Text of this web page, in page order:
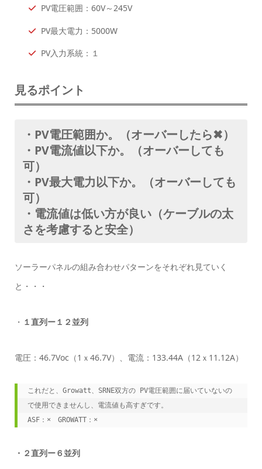
PV電圧範囲：60V～245V
PV最大電力：5000W
PV入力系統：１
見るポイント
・PV電圧範囲か。（オーバーしたら✖）
・PV電流値以下か。（オーバーしても
可）
・PV最大電力以下か。（オーバーしても
可）
・電流値は低い方が良い（ケーブルの太
さを考慮すると安全）
ソーラーパネルの組み合わせパターンをそれぞれ見ていく
と・・・
・ １直列ー１２並列
電圧：46.7Voc（1ｘ46.7V）、電流：133.44A（12ｘ11.12A）
これだと、Growatt、SRNE双方の PV電圧範囲に届いていないの
で使用できませんし、電流値も高すぎです。
ASF：×　GROWATT：×
・２直列ー６並列